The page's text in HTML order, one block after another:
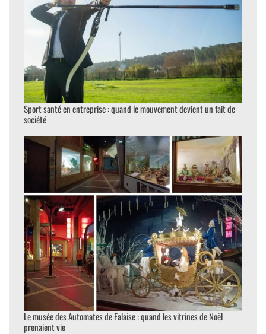
Sport santé en entreprise : quand le mouvement devient un fait de
société
Le musée des Automates de Falaise : quand les vitrines de Noël
prenaient vie